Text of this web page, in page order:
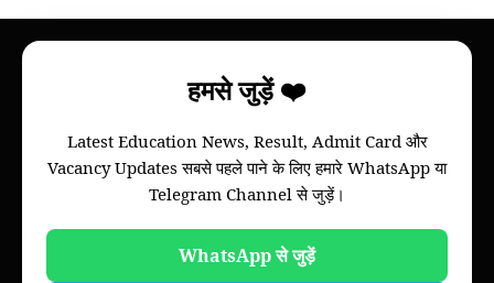
हमसे जुड़ें ❤️
Latest Education News, Result, Admit Card और
Vacancy Updates सबसे पहले पाने के लिए हमारे WhatsApp या
Telegram Channel से जुड़ें।
WhatsApp से जुड़ें
information
of your college, we will provide information of
Bihar board and all colleges of all universities of
Bihar through this website.
Please note that this is not an official website of
any Universities of Govt. Institutions.